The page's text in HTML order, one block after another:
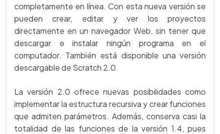
completamente en línea. Con esta nueva versión se
pueden crear, editar y ver los proyectos
directamente en un navegador Web, sin tener que
descargar e instalar ningún programa en el
computador. También está disponible una versión
descargable de Scratch 2.0.
La versión 2.0 ofrece nuevas posibilidades como
implementar la estructura recursiva y crear funciones
que admiten parámetros. Además, conserva casi la
totalidad de las funciones de la versión 1.4, pues